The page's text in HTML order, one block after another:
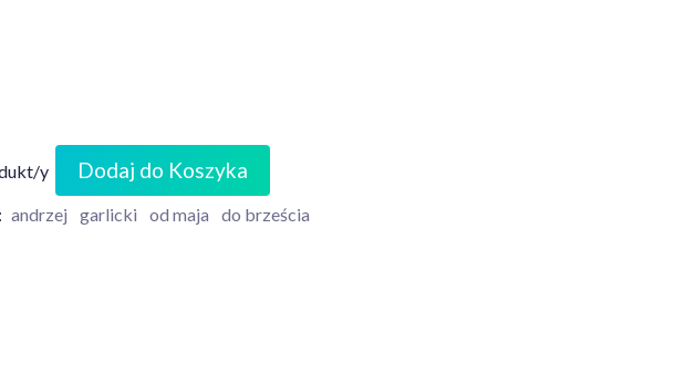
y Dodaj do Koszyka
andrzej garlicki od maja do brześcia